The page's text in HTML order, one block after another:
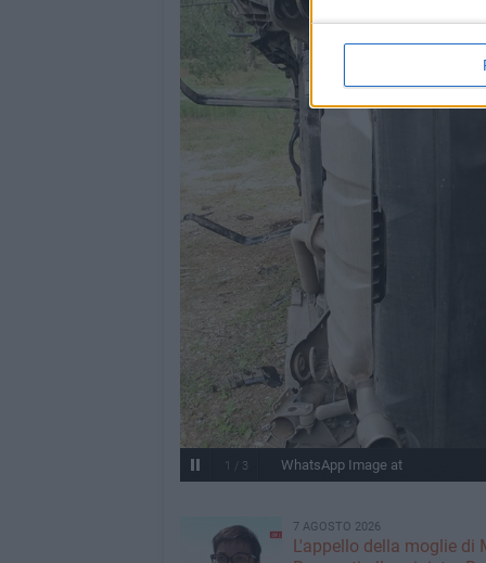
1 / 3 WhatsApp Image at
7 AGOSTO 2026
L'appello della moglie di